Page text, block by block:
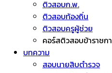
ติวสอบก.พ.
ติวสอบท้องถิ่น
ติวสอบครูผู้ช่วย
คอร์สติวสอบข้าราชก
บทความ
สอบนายสิบตำรวจ